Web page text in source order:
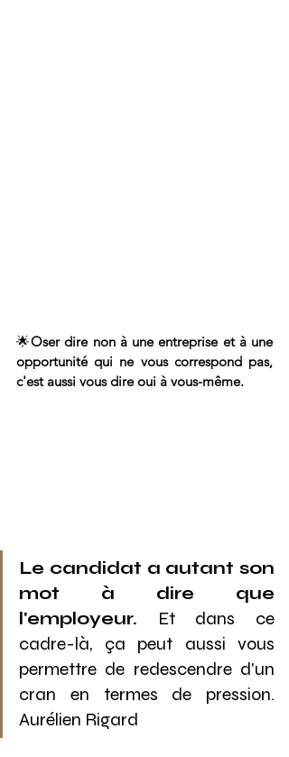
🌟Oser dire non à une entreprise et à une
opportunité qui ne vous correspond pas,
c'est aussi vous dire oui à vous-même.
Le candidat a autant son
mot à dire que
l'employeur. Et dans ce
cadre-là, ça peut aussi vous
permettre de redescendre d'un
cran en termes de pression.
Aurélien Rigard